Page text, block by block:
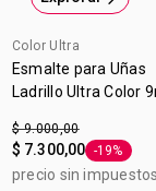
Color Ultra
Esmalte para Uñas
Ladrillo Ultra Color
$ 9.000,00
$ 7.300,00 Etiqueta -
-19%
precio sin